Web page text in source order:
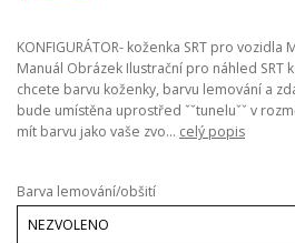
KONFIGURÁTOR- koženka SRT pro vozidla
Manuál Obrázek Ilustrační pro náhled SRT
chcete barvu koženky, barvu lemování a
bude umístěna uprostřed ˇˇtuneluˇˇ v
mít barvu jako vaše zvo... celý popis
Barva lemování/obšití